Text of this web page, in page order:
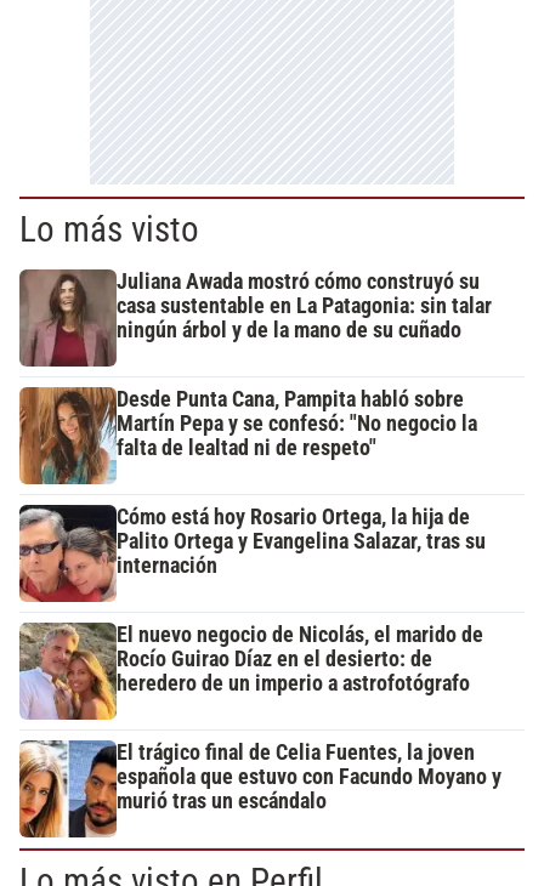
Lo más visto
Juliana Awada mostró cómo construyó su
casa sustentable en La Patagonia: sin talar
ningún árbol y de la mano de su cuñado
Desde Punta Cana, Pampita habló sobre
Martín Pepa y se confesó: "No negocio la
falta de lealtad ni de respeto"
Cómo está hoy Rosario Ortega, la hija de
Palito Ortega y Evangelina Salazar, tras su
internación
El nuevo negocio de Nicolás, el marido de
Rocío Guirao Díaz en el desierto: de
heredero de un imperio a astrofotógrafo
El trágico final de Celia Fuentes, la joven
española que estuvo con Facundo Moyano y
murió tras un escándalo